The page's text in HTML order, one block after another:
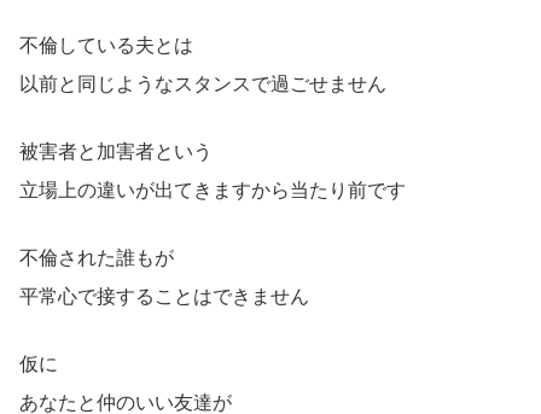
不倫している夫とは
以前と同じようなスタンスで過ごせません
被害者と加害者という
立場上の違いが出てきますから当たり前です
不倫された誰もが
平常心で接することはできません
仮に
あなたと仲のいい友達が